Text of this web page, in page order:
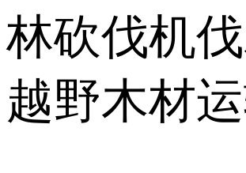
林砍伐机
越野木材运